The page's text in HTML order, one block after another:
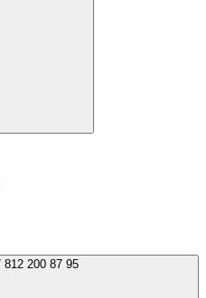
+7 812 200 87 95